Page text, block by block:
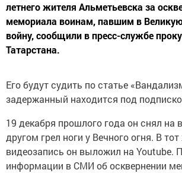
летнего жителя Альметьевска за
мемориала воинам, павшим в
войну, сообщили в пресс-службе
Татарстана.
Его будут судить по статье
задержанный находится под
19 декабря прошлого года он снял на
другом грел ноги у Вечного огня. В
видеозапись он выложил на Youtube.
информации в СМИ об осквернении